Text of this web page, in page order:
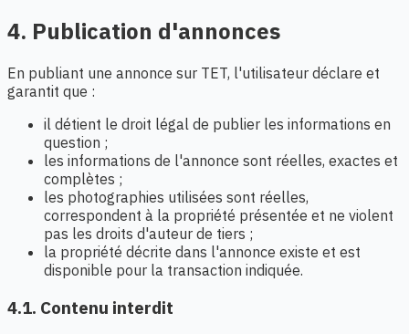
4. Publication d'annonces
En publiant une annonce sur TET, l'utilisateur déclare et
garantit que :
il détient le droit légal de publier les informations en
question ;
les informations de l'annonce sont réelles, exactes et
complètes ;
les photographies utilisées sont réelles,
correspondent à la propriété présentée et ne violent
pas les droits d'auteur de tiers ;
la propriété décrite dans l'annonce existe et est
disponible pour la transaction indiquée.
4.1. Contenu interdit